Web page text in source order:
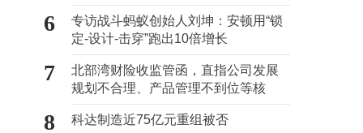
6
专访战斗蚂蚁创始人刘坤：安顿用“锁
定-设计-击穿”跑出10倍增长
7
北部湾财险收监管函，直指公司发展
规划不合理、产品管理不到位等核
心“痛点”
8 科达制造近75亿元重组被否